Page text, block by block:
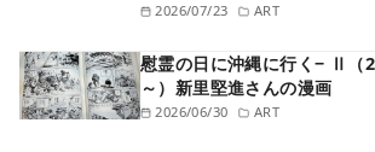
2026/07/23 ART
2026/06/30 ART
慰霊の日に沖縄に行く− Ⅱ（
～）新里堅進さんの漫画